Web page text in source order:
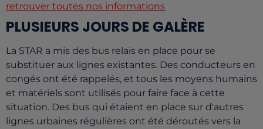
retrouver toutes nos informations
PLUSIEURS JOURS DE GALÈRE
La STAR a mis des bus relais en place pour se
substituer aux lignes existantes. Des conducteurs en
congés ont été rappelés, et tous les moyens humains
et matériels sont utilisés pour faire face à cette
situation. Des bus qui étaient en place sur d'autres
lignes urbaines régulières ont été déroutés vers la